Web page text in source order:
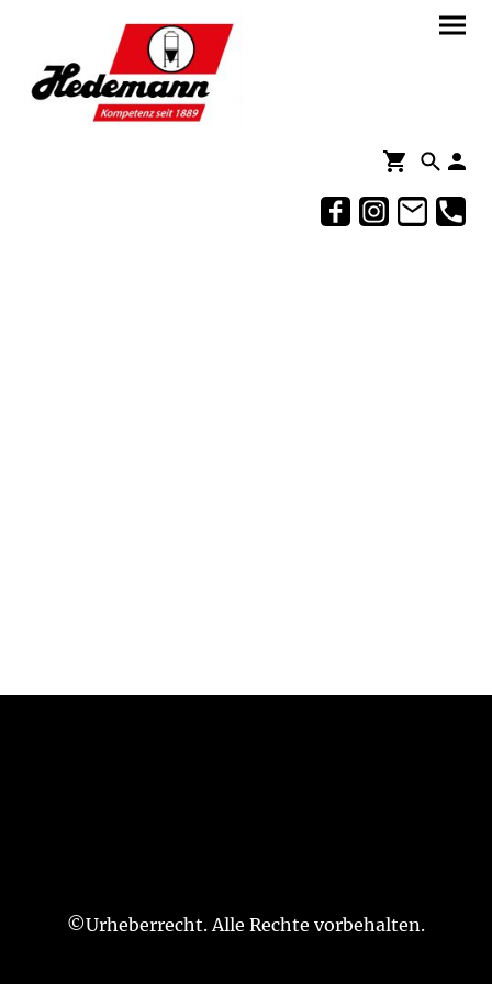
©Urheberrecht. Alle Rechte vorbehalten.